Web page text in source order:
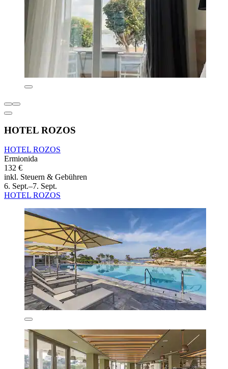
HOTEL ROZOS
HOTEL ROZOS
Ermionida
132 €
inkl. Steuern & Gebühren
6. Sept.–7. Sept.
HOTEL ROZOS